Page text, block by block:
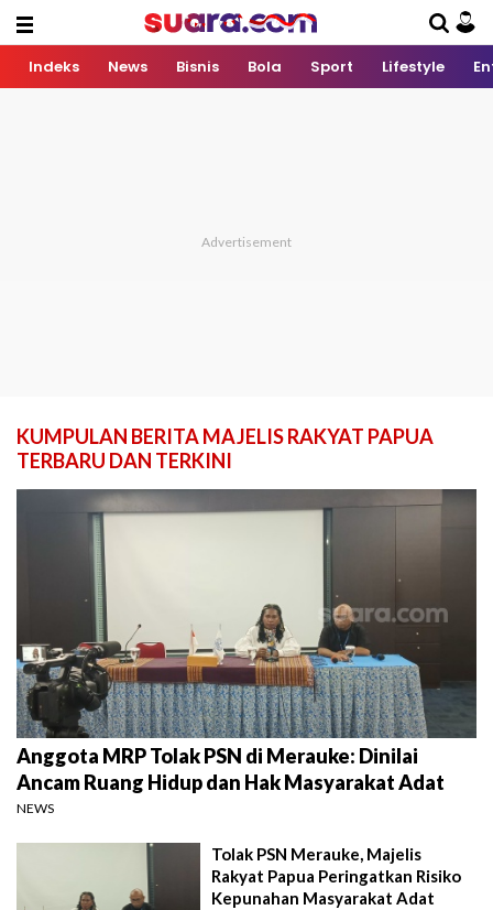
Indeks News Bisnis Bola Sport Lifestyle
KUMPULAN BERITA MAJELIS RAKYAT PAPUA
TERBARU DAN TERKINI
Anggota MRP Tolak PSN di Merauke: Dinilai
Ancam Ruang Hidup dan Hak Masyarakat Adat
NEWS
Tolak PSN Merauke, Majelis
Rakyat Papua Peringatkan Risiko
Kepunahan Masyarakat Adat